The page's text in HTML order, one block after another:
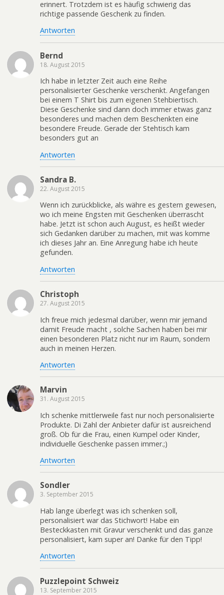
erinnert. Trotzdem ist es häufig schwierig das
richtige passende Geschenk zu finden.
Antworten
Bernd
18. August 2015
Ich habe in letzter Zeit auch eine Reihe
personalisierter Geschenke verschenkt. Angefangen
bei einem T Shirt bis zum eigenen Stehbiertisch.
Diese Geschenke sind dann doch immer etwas ganz
besonderes und machen dem Beschenkten eine
besondere Freude. Gerade der Stehtisch kam
besonders gut an
Antworten
Sandra B.
22. August 2015
Wenn ich zurückblicke, als währe es gestern gewesen,
wo ich meine Engsten mit Geschenken überrascht
habe. Jetzt ist schon auch August, es heißt wieder
sich Gedanken darüber zu machen, mit was komme
ich dieses Jahr an. Eine Anregung habe ich heute
gefunden.
Antworten
Christoph
27. August 2015
Ich freue mich jedesmal darüber, wenn mir jemand
damit Freude macht , solche Sachen haben bei mir
einen besonderen Platz nicht nur im Raum, sondern
auch in meinen Herzen.
Antworten
Marvin
31. August 2015
Ich schenke mittlerweile fast nur noch personalisierte
Produkte. Di Zahl der Anbieter dafür ist ausreichend
groß. Ob für die Frau, einen Kumpel oder Kinder,
individuelle Geschenke passen immer.;)
Antworten
Sondler
3. September 2015
Hab lange überlegt was ich schenken soll,
personalisiert war das Stichwort! Habe ein
Besteckkasten mit Gravur verschenkt und das ganze
personalisiert, kam super an! Danke für den Tipp!
Antworten
Puzzlepoint Schweiz
13. September 2015